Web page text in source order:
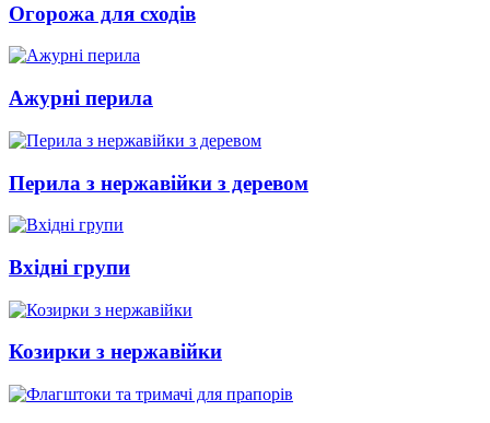
Огорожа для сходів
Ажурні перила
Перила з нержавійки з деревом
Вхідні групи
Козирки з нержавійки